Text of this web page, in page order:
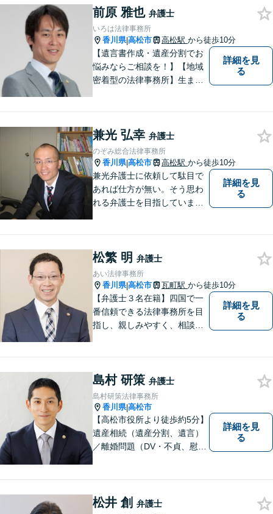
い。少しでもお役に立てるよ
う全力でサポートいたしま
す。
前原 雅也 弁護士
いろは法律事務所
香川県|高松市 高松駅 から徒歩10分
【遺言書作成・遺産分割でお
悩みならご相談を！】【地域
密着型の法律事務所】生まれ
に取り組んでいます。相談・
依頼しやすい環境づくりを徹
底しています！【ZOOM面談
対応可】
詳細を見
る
兼光 弘幸 弁護士
のぞみ総合法律事務所
香川県|高松市 高松駅 から徒歩10分
兼光弁護士に依頼して駄目で
あれば仕方が無い。そう思わ
れる弁護士を目指していま
詳細を見
る
松繁 明 弁護士
あい法律事務所
香川県|高松市 瓦町駅 から徒歩10分
【弁護士３名在籍】四国で一
番信頼できる法律事務所を目
指し、親しみやすく、相談し
詳細を見
る
島村 研策 弁護士
島村研策法律事務所
香川県|高松市
【高松市役所より徒歩約5分】
遺産相続（遺産分割、遺言）
／離婚問題（DV・不貞、慰謝
供します。
詳細を見
る
松井 創 弁護士